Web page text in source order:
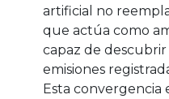
artificial no
que actúa como
capaz de
emisiones
Esta convergencia